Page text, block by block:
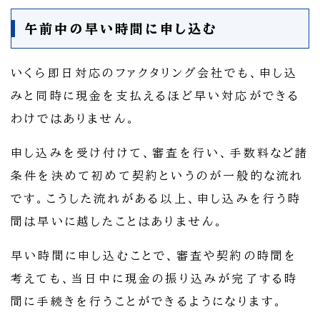
午前中の早い時間に申し込む
いくら即日対応のファクタリング会社でも、申し込
みと同時に現金を支払えるほど早い対応ができる
わけではありません。
申し込みを受け付けて、審査を行い、手数料など諸
条件を決めて初めて契約というのが一般的な流れ
です。こうした流れがある以上、申し込みを行う時
間は早いに越したことはありません。
早い時間に申し込むことで、審査や契約の時間を
考えても、当日中に現金の振り込みが完了する時
間に手続きを行うことができるようになります。